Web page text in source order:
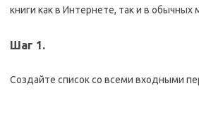
книги как в Интернете, так и в обычных
Шаг 1.
Создайте список со всеми входными